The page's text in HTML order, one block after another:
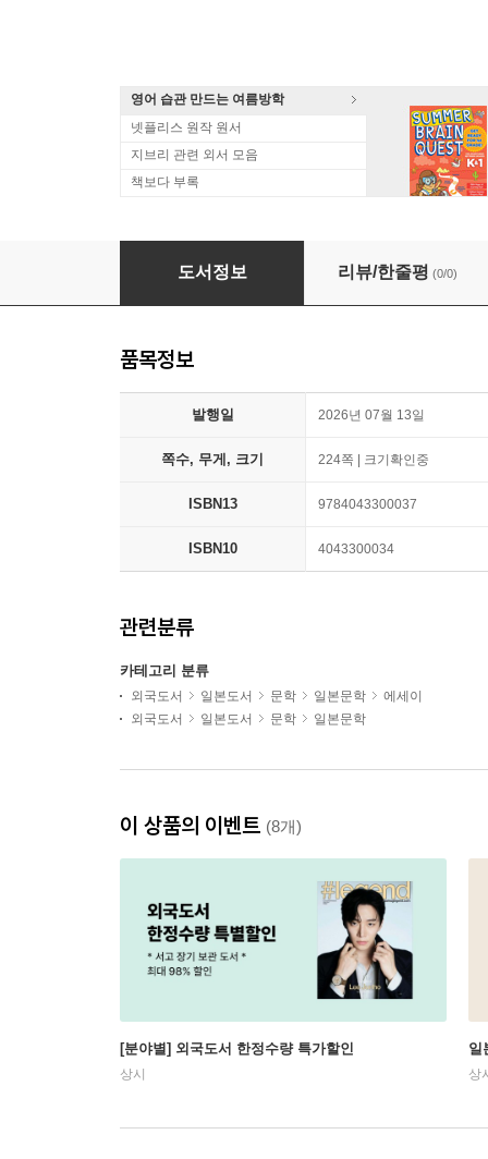
영어 습관 만드는 여름방학
넷플리스 원작 원서
지브리 관련 외서 모음
책보다 부록
理想のしにかた
도서정보 리뷰/한줄평 (0/0)
품목정보
발행일 2026년 07월 13일
쪽수, 무게, 크기 224쪽 | 크기확인중
ISBN13 9784043300037
ISBN10 4043300034
관련분류
카테고리 분류
외국도서 일본도서 문학 일본문학
에세이
외국도서
일본도서 문학 일본문학
이 상품의 이벤트 (8개)
[분야별] 외국도서 한정수량 특가할인
상시
일
상